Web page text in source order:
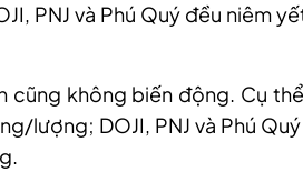
PNJ và Phú Quý đều niêm
cũng không biến động. Cụ
lượng; DOJI, PNJ và Phú
.